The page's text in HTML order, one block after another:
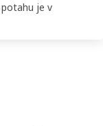
je v